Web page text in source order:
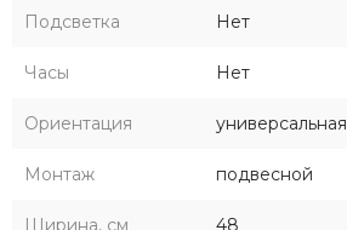
Подсветка Нет
Часы Нет
Ориентация универсальная
Монтаж подвесной
Ширина, см 48